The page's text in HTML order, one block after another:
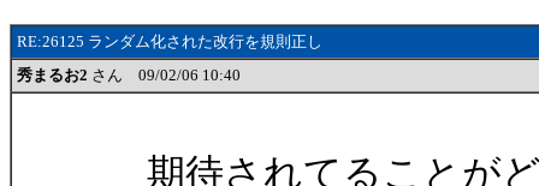
RE:26125 ランダム化された改行を規則正し
秀まるお2 さん 09/02/06 10:40
期待されてることが